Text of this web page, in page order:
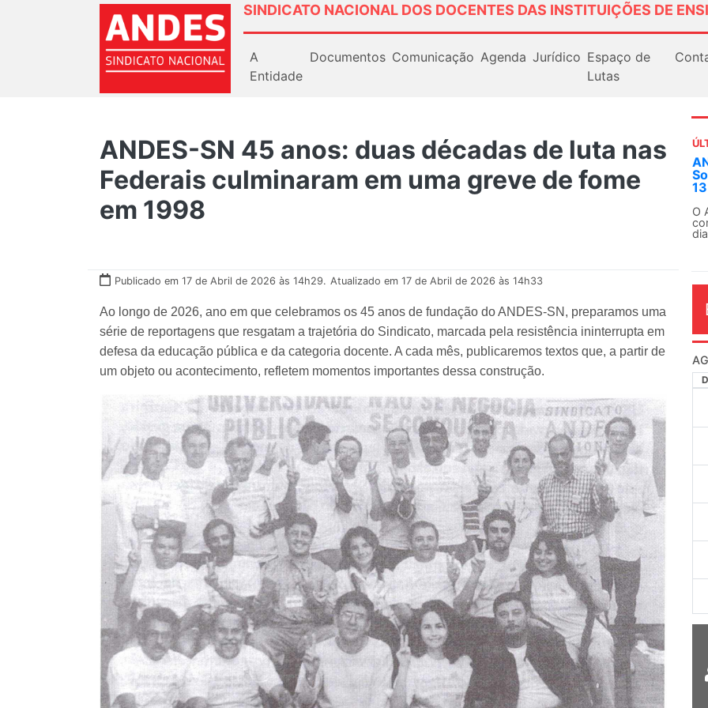
SINDICATO NACIONAL DOS DOCENTES DAS INSTITUIÇÕES DE
A
Entidade
Documentos Comunicação Agenda Jurídico Espaço de
Lutas
ANDES-SN 45 anos: duas décadas de luta nas
Federais culminaram em uma greve de fome
em 1998
Publicado em 17 de Abril de 2026 às 14h29. Atualizado em 17 de Abril de 2026 às 14h33
Ao longo de 2026, ano em que celebramos os 45 anos de fundação do ANDES-SN, preparamos uma
série de reportagens que resgatam a trajetória do Sindicato, marcada pela resistência ininterrupta em
defesa da educação pública e da categoria docente. A cada mês, publicaremos textos que, a partir de
um objeto ou acontecimento, refletem momentos importantes dessa construção.
O